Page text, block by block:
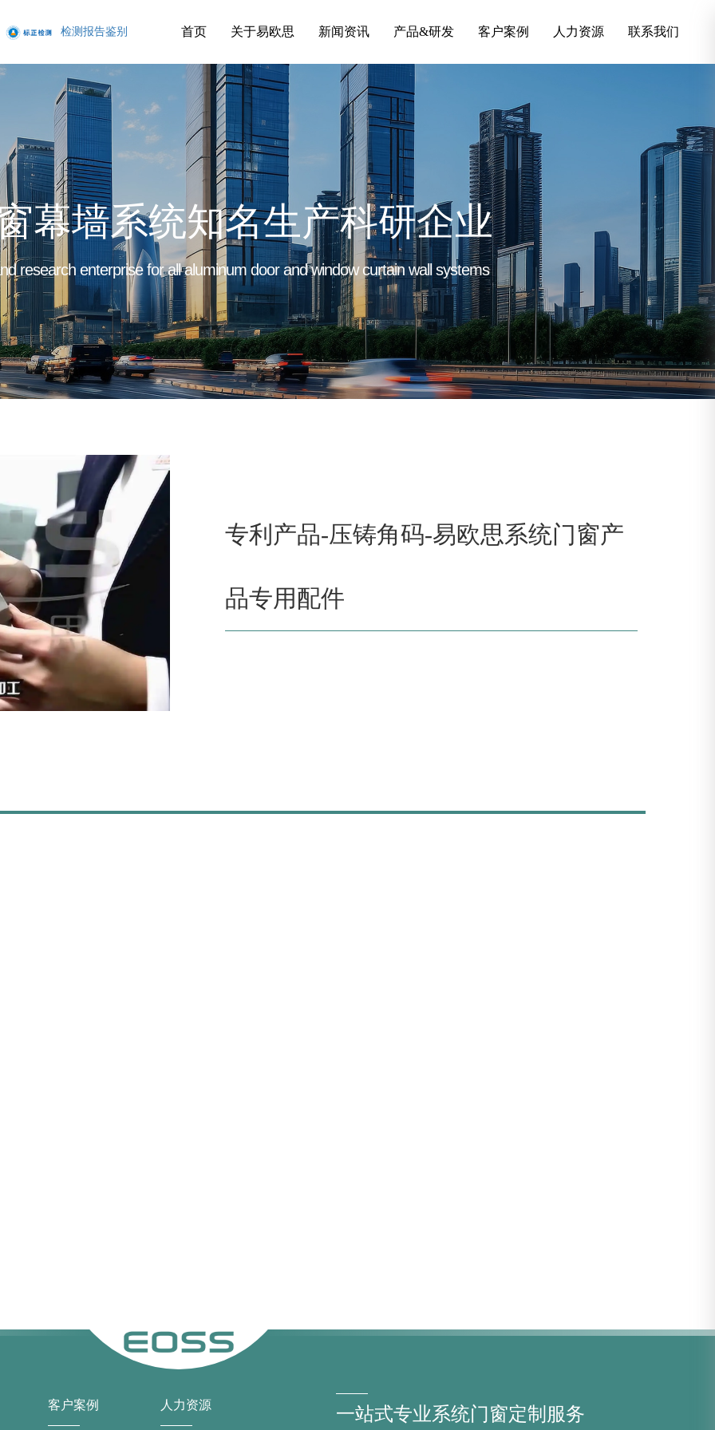
检测报告鉴别 首页 关于易欧思 新闻资讯 产品&研发 客户案例 人力资源 联系我们
幕墙系统知名生产科研企业
research enterprise for all aluminum door and window curtain wall systems
专利产品-压铸角码-易欧思系统门窗产
品专用配件
客户案例 人力资源 一站式专业系统门窗定制服务